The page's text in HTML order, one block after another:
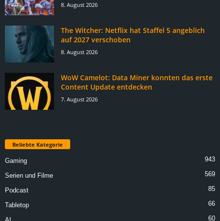
8. August 2026
The Witcher: Netflix hat Staffel 5 angeblich
auf 2027 verschoben
8. August 2026
WoW Camelot: Data Miner konnten das erste
Content Update entdecken
7. August 2026
Beliebte Kategorie
Gaming 943
Serien und Filme 569
Podcast 85
Tabletop 66
60